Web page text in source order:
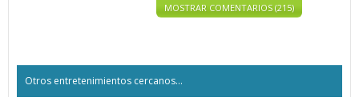
MOSTRAR COMENTARIOS (215)
Otros entretenimientos cercanos...